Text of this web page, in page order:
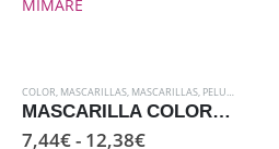
COLOR, MASCARILLAS, MASCARILLAS, PELUQUERIA
MASCARILLA COLOR CARE MIMARE
7,44€- 12,38€Rango